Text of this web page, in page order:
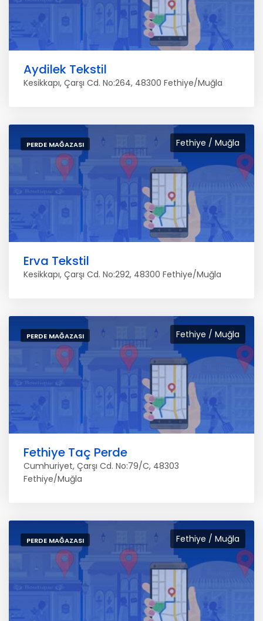
Aydilek Tekstil
Kesikkapı, Çarşı Cd. No:264, 48300 Fethiye/Muğla
Fethiye / Muğla
PERDE MAĞAZASI
Erva Tekstil
Kesikkapı, Çarşı Cd. No:292, 48300 Fethiye/Muğla
Fethiye / Muğla
PERDE MAĞAZASI
Fethiye Taç Perde
Cumhuriyet, Çarşı Cd. No:79/C, 48303
Fethiye/Muğla
Fethiye / Muğla
PERDE MAĞAZASI